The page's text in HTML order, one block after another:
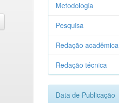
Metodologia
Pesquisa
Redação acadêmica
Redação técnica
Data de Publicação